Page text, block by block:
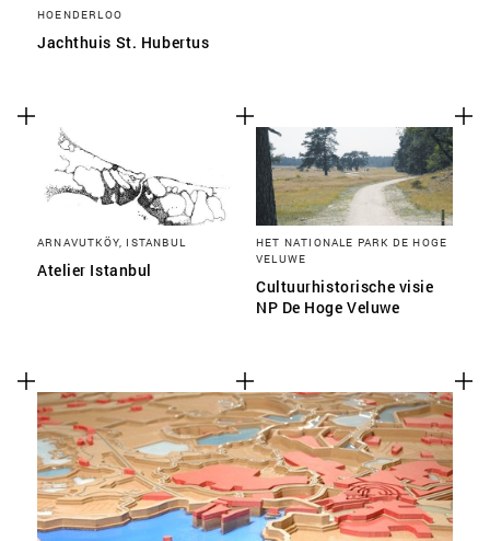
HOENDERLOO
Jachthuis St. Hubertus
ARNAVUTKÖY, ISTANBUL
Atelier Istanbul
HET NATIONALE PARK DE HOGE
VELUWE
Cultuurhistorische visie
NP De Hoge Veluwe